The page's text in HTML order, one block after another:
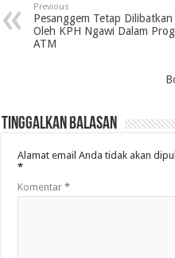
Previous
Pesanggem Tetap Dilibatkan
Oleh KPH Ngawi Dalam
ATM
Tinggalkan Balasan
Alamat email Anda tidak akan
*
Komentar*